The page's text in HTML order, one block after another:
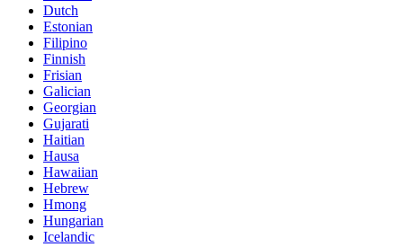
Dutch
Estonian
Filipino
Finnish
Frisian
Galician
Georgian
Gujarati
Haitian
Hausa
Hawaiian
Hebrew
Hmong
Hungarian
Icelandic